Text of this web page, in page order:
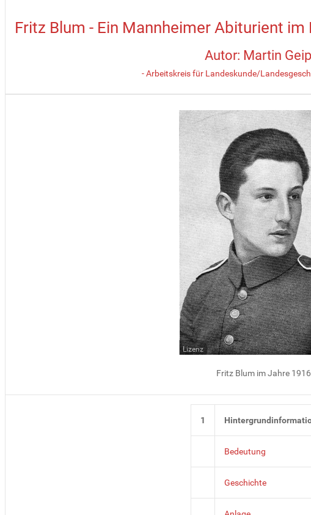
Fritz Blum - Ein Mannheimer Abiturient im
Autor: Martin
- Arbeitskreis für Landeskunde/
Lizenz
Fritz Blum im Jahre 1916
1
Bedeutung
Geschichte